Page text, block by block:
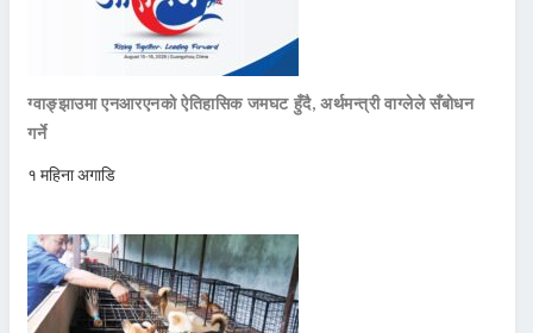
ग्वाङ्झाउमा एनआरएनको ऐतिहासिक जमघट हुँदै, अर्थमन्त्री वाग्लेले सँबोधन
गर्ने
१ महिना अगाडि